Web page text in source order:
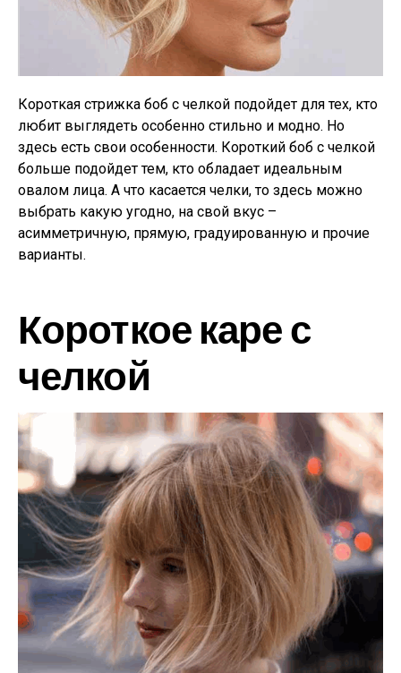
Короткая стрижка боб с челкой подойдет для тех, кто
любит выглядеть особенно стильно и модно. Но
здесь есть свои особенности. Короткий боб с челкой
больше подойдет тем, кто обладает идеальным
овалом лица. А что касается челки, то здесь можно
выбрать какую угодно, на свой вкус –
асимметричную, прямую, градуированную и прочие
варианты.
Короткое каре с
челкой